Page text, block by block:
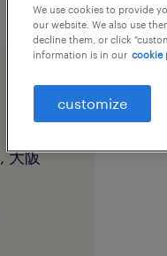
大阪
We use cookies to provide
our website. We also use
decline them, or click
information is in our cookie
customize